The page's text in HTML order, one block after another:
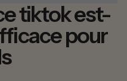
tiktok est-
pour